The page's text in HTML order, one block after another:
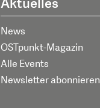
News
OSTpunkt-Magazin
Alle Events
Newsletter abonnieren